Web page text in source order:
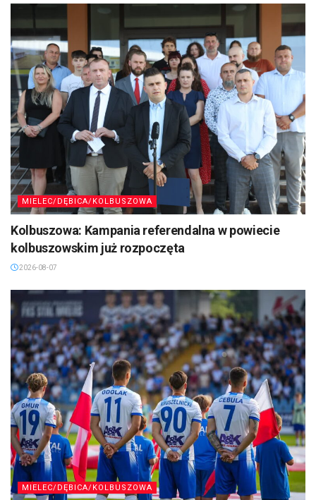
MIELEC/DĘBICA/KOLBUSZOWA
Kolbuszowa: Kampania referendalna w powiecie
kolbuszowskim już rozpoczęta
2026-08-07
MIELEC/DĘBICA/KOLBUSZOWA